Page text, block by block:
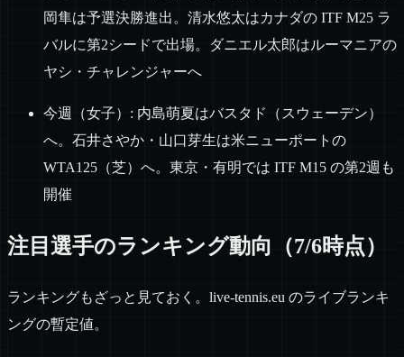
岡隼は予選決勝進出。清水悠太はカナダの ITF M25 ラ
バルに第2シードで出場。ダニエル太郎はルーマニアの
ヤシ・チャレンジャーへ
今週（女子）: 内島萌夏はバスタド（スウェーデン）
へ。石井さやか・山口芽生は米ニューポートの
WTA125（芝）へ。東京・有明では ITF M15 の第2週も
開催
注目選手のランキング動向（7/6時点）
ランキングもざっと見ておく。live-tennis.eu のライブランキ
ングの暫定値。